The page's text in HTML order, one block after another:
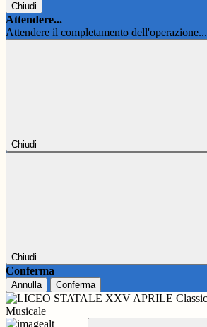
Chiudi
Attendere...
Attendere il completamento dell'operazione...
Chiudi
Chiudi
Conferma
Annulla Conferma